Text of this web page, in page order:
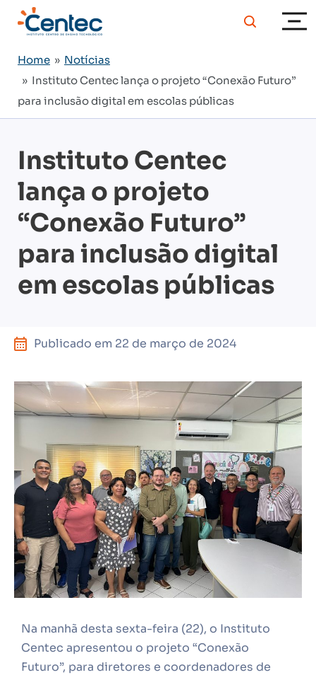
Home » Notícias
» Instituto Centec lança o projeto “Conexão Futuro”
para inclusão digital em escolas públicas
Instituto Centec
lança o projeto
“Conexão Futuro”
para inclusão digital
em escolas públicas
Publicado em 22 de março de 2024
Na manhã desta sexta-feira (22), o Instituto
Centec apresentou o projeto “Conexão
Futuro”, para diretores e coordenadores de